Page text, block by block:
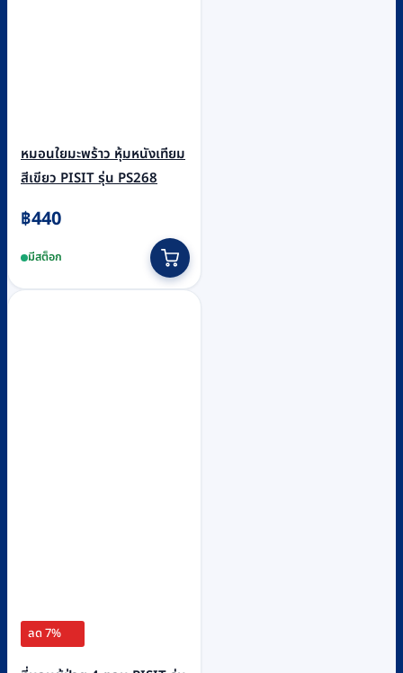
หมอนใยมะพร้าว หุ้มหนังเทียม
สีเขียว PISIT รุ่น PS268
฿440
มีสต็อก
ลด 7%